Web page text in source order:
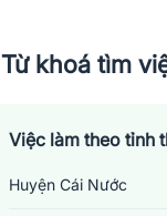
Từ khoá tìm
Việc làm theo tỉnh
Huyện Cái Nước